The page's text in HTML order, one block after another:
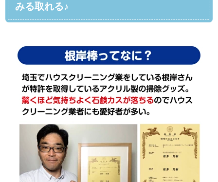
みる取れる♪